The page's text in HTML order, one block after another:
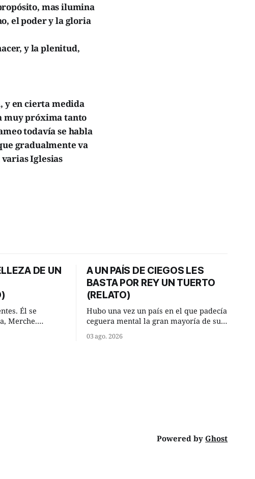
mas ilumina
el poder y la gloria
y la plenitud,
y en cierta medida
muy próxima tanto
todavía se habla
gradualmente va
Iglesias
DE UN
Él se
Merche.
ocho de la
A UN PAÍS DE CIEGOS LES
BASTA POR REY UN TUERTO
(RELATO)
Hubo una vez un país en el que padecía
ceguera mental la gran mayoría de sus
multitud de ciegos mentales valiéndose
03 ago. 2026
Powered byGhost